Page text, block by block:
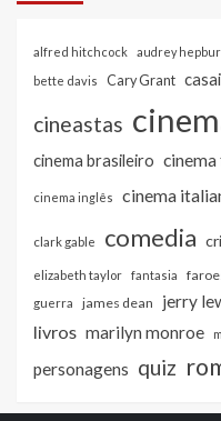
alfred hitchcock audrey
bette davis Cary Grant
cineastas
cinema brasileiro cinema
cinema inglês cinema
clark gable comedia
elizabeth taylor fantasia
guerra
james dean jerry
livros marilyn monroe
personagens quiz